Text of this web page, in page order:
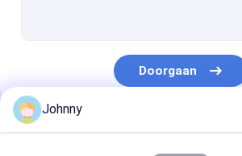
304 1/2H 3/4H H roestvrijstalen spoel
301 1/2H 3/4H H Roestvrijstalen spoel
ROESTVRIJ STALEN STRIP
Doorgaan
Onze Categorieën
Johnny